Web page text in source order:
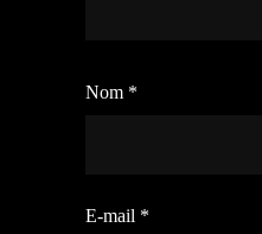
Nom *
E-mail *